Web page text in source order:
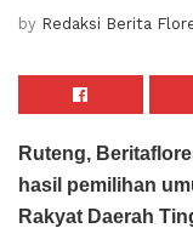
by Redaksi Berita
Ruteng,
hasil pemilihan
Rakyat Daerah